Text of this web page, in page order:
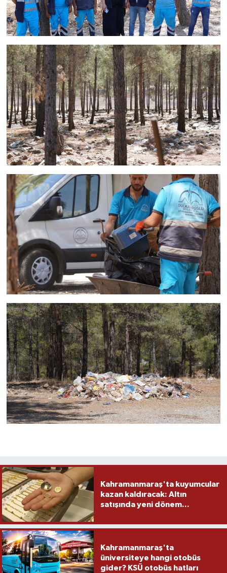
Kahramanmaraş'ta kuyumcular
kazan kaldıracak: Altın
satışında yeni dönem...
Kahramanmaraş'ta
üniversiteye hangi otobüs
gider? KSÜ otobüs hatları